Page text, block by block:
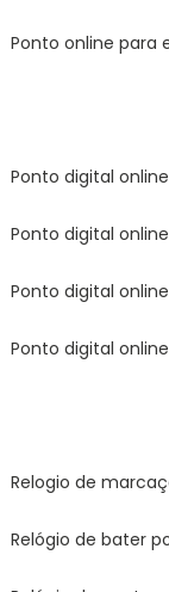
ponto online para
ponto digital
ponto digital
ponto digital
ponto digital
relogio de
relógio de bater